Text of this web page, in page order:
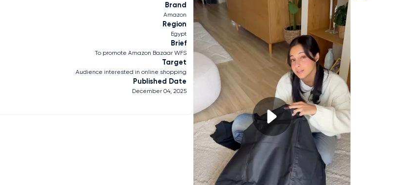
Brand
Amazon
Region
Egypt
Brief
To promote Amazon Bazaar WFS
Target
Audience interested in online shopping
Published Date
December 04, 2025